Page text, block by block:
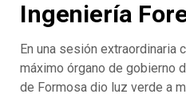
Ingeniería
En una sesión extraordinaria
máximo órgano de gobierno
de Formosa dio luz verde a